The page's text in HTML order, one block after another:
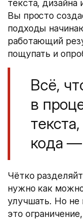
текста,
Вы просто
подходы
работающий
пощупать и
Всё,
в
кода —
Чётко
нужно как
улучшать. Но не
это